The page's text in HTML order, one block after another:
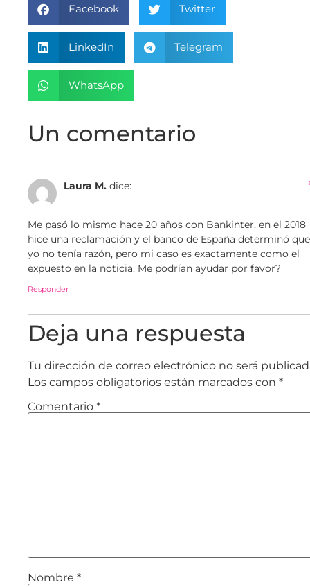
Facebook Twitter
LinkedIn Telegram
WhatsApp
Un comentario
Laura M. dice:
Me pasó lo mismo hace 20 años con Bankinter, en el 2018
hice una reclamación y el banco de España determinó que
yo no tenía razón, pero mi caso es exactamente como el
expuesto en la noticia. Me podrían ayudar por favor?
Responder
Deja una respuesta
Tu dirección de correo electrónico no será
Los campos obligatorios están marcados con *
Comentario *
Nombre *